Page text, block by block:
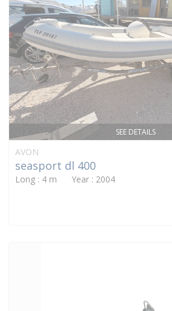
SEE DETAILS
AVON
seasport dl 400
Long : 4 m Year : 2004